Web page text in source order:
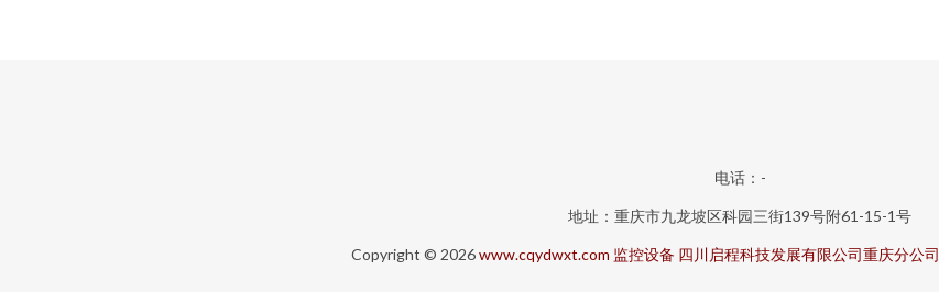
电话：-
地址：重庆市九龙坡区科园三街139号附61-15-1号
Copyright © 2026www.cqydwxt.com 监控设备 四川启程科技发展有限公司重庆分公司